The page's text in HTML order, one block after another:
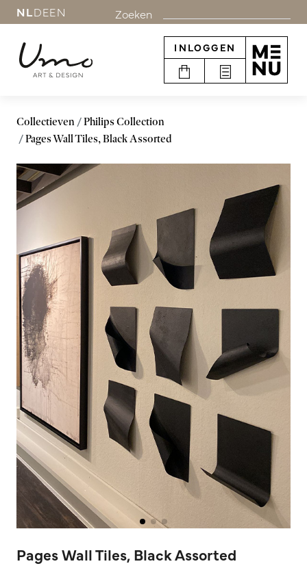
NLDEEN Zoeken
INLOGGEN
Collectieven
Philips Collection
Pages Wall Tiles, Black Assorted
Pages Wall Tiles, Black Assorted